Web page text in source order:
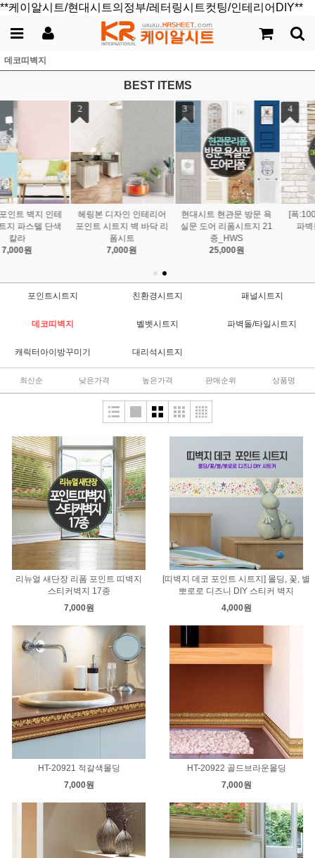
**케이알시트/현대시트의정부/레터링시트컷팅/인테리어DIY**
데코띠벽지
BEST ITEMS
[폭:100cm] 포인트 벽돌
파벽돌 데코 시트지
5
현대시트 네추럴 스톤 대
리석 인테리어 필름 DIY
포인트시트지 친환경시트지 패널시트지
데코띠벽지 벨벳시트지 파벽돌/타일시트지
캐릭터아이방꾸미기 대리석시트지
최신순 낮은가격 높은가격 판매순위 상품명
리뉴얼 새단장 리폼 포인트 띠벽지
스티커벽지 17종
7,000원
[띠벽지 데코 포인트 시트지] 몰딩, 꽃, 별
뽀로로 디즈니 DIY 스티커 벽지
4,000원
HT-20921 적갈색몰딩
7,000원
HT-20922 골드브라운몰딩
7,000원